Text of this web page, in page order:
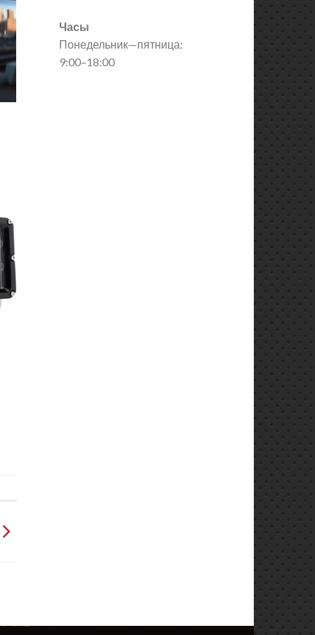
Часы
Понедельник—пятница:
9:00–18:00